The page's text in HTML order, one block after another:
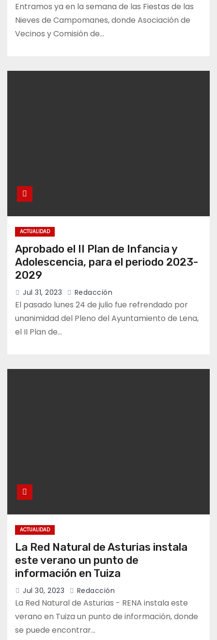
Entramos ya en la semana de las Fiestas de las
Nieves de Campomanes, donde Asociación de
Vecinos y Comisión de…
ACTUALIDAD
Aprobado el II Plan de Infancia y
Adolescencia, para el periodo 2023-
2029
Jul 31, 2023 Redacción
El pasado lunes 24 de julio fue refrendado por
unanimidad del Pleno del Ayuntamiento de Lena,
el II Plan de…
ACTUALIDAD
La Red Natural de Asturias instala
este verano un punto de
información en Tuiza
Jul 30, 2023 Redacción
La Red Natural de Asturias - RENA instala este
verano en Tuiza un punto de información, donde
se puede encontrar…